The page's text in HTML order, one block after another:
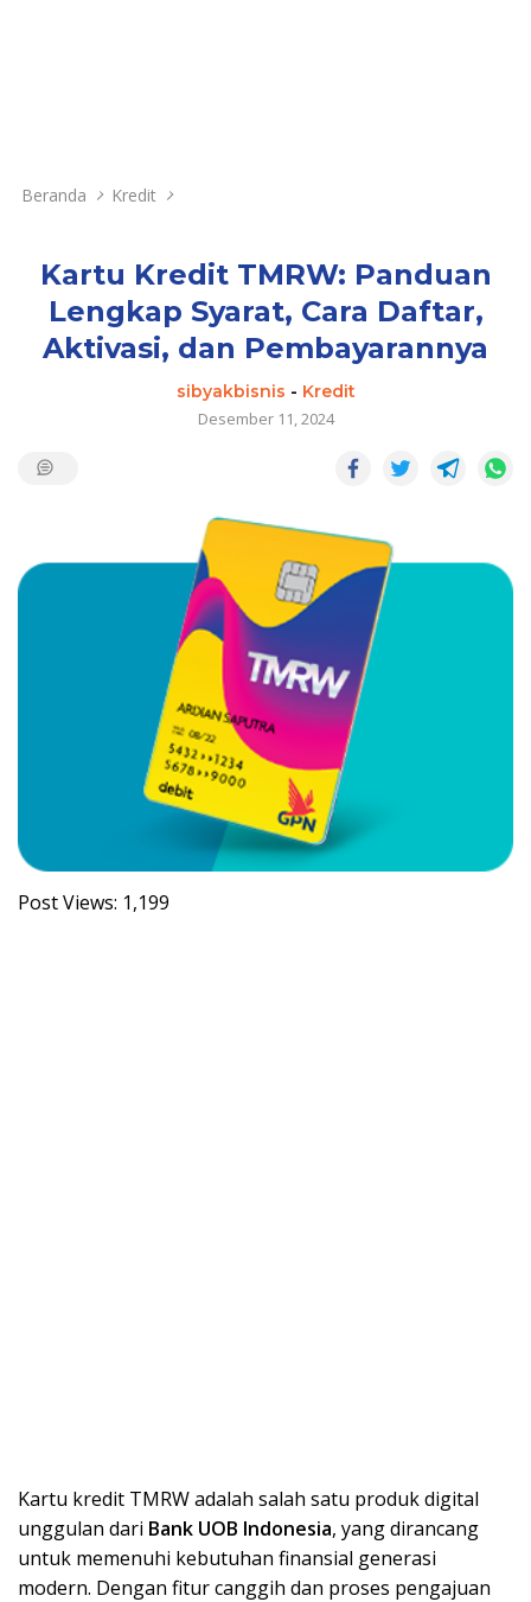
Beranda Kredit
Kartu Kredit TMRW: Panduan
Lengkap Syarat, Cara Daftar,
Aktivasi, dan Pembayarannya
sibyakbisnis - Kredit
Desember 11, 2024
Post Views: 1,199
Kartu kredit TMRW adalah salah satu produk digital
unggulan dari Bank UOB Indonesia, yang dirancang
untuk memenuhi kebutuhan finansial generasi
modern. Dengan fitur canggih dan proses pengajuan